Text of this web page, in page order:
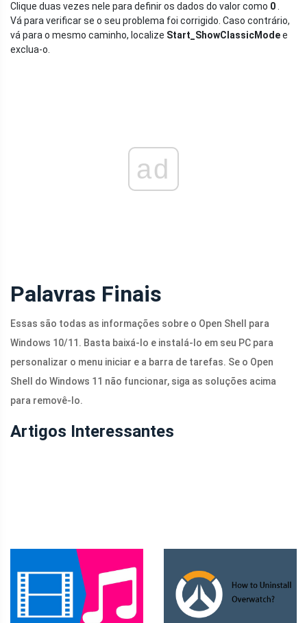
Clique duas vezes nele para definir os dados do valor como 0
Vá para verificar se o seu problema foi corrigido. Caso contrário,
vá para o mesmo caminho, localize Start_ShowClassicModee
exclua-o.
ad
Palavras Finais
Essas são todas as informações sobre o Open Shell para
Windows 10/11. Basta baixá-lo e instalá-lo em seu PC para
personalizar o menu iniciar e a barra de tarefas. Se o Open
Shell do Windows 11 não funcionar, siga as soluções acima
para removê-lo.
Artigos Interessantes